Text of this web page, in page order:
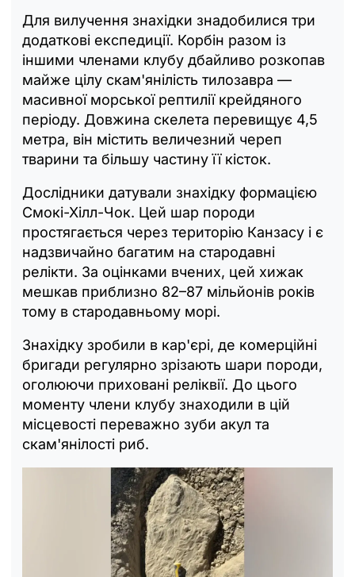
Для вилучення знахідки знадобилися три
додаткові експедиції. Корбін разом із
іншими членами клубу дбайливо розкопав
майже цілу скам'янілість тилозавра —
масивної морської рептилії крейдяного
періоду. Довжина скелета перевищує 4,5
метра, він містить величезний череп
тварини та більшу частину її кісток.
Дослідники датували знахідку формацією
Смокі-Хілл-Чок. Цей шар породи
простягається через територію Канзасу і є
надзвичайно багатим на стародавні
релікти. За оцінками вчених, цей хижак
мешкав приблизно 82–87 мільйонів років
тому в стародавньому морі.
Знахідку зробили в кар'єрі, де комерційні
бригади регулярно зрізають шари породи,
оголюючи приховані реліквії. До цього
моменту члени клубу знаходили в цій
місцевості переважно зуби акул та
скам'янілості риб.